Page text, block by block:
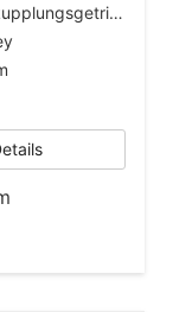
Doppelkupplungsgetriebe (DSG)